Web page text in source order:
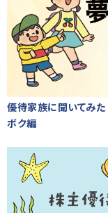
優待家族に聞いてみ
ボク編